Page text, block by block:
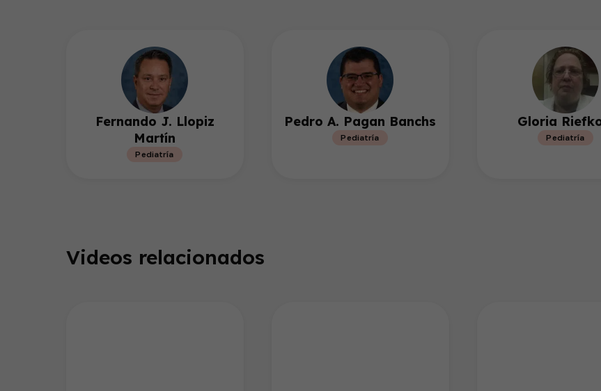
Fernando J. Llopiz
Martín
Pediatría
Pedro A. Pagan Banchs
Pediatría
Gloria
Pediatría
Videos relacionados